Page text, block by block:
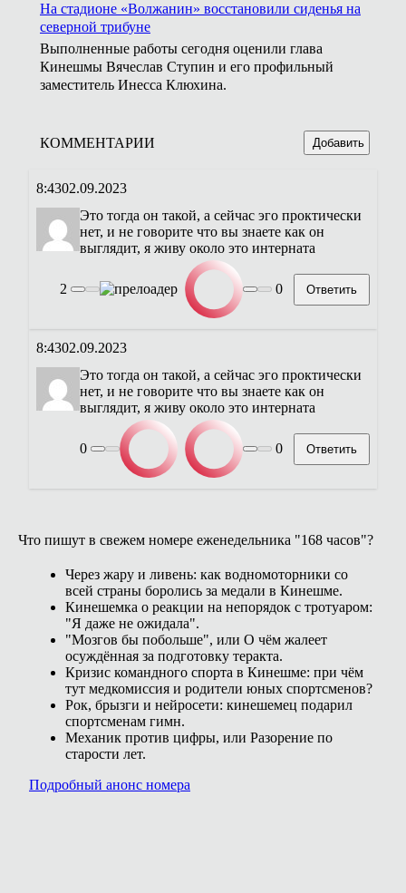
На стадионе «Волжанин» восстановили сиденья на
северной трибуне
Выполненные работы сегодня оценили глава
Кинешмы Вячеслав Ступин и его профильный
заместитель Инесса Клюхина.
КОММЕНТАРИИ Добавить
8:4302.09.2023
Это тогда он такой, а сейчас эго проктически
нет, и не говорите что вы знаете как он
выглядит, я живу около это интерната
2 0 Ответить
8:4302.09.2023
Это тогда он такой, а сейчас эго проктически
нет, и не говорите что вы знаете как он
выглядит, я живу около это интерната
0 0 Ответить
Что пишут в свежем номере еженедельника "168 часов"?
Через жару и ливень: как водномоторники со
всей страны боролись за медали в Кинешме.
Кинешемка о реакции на непорядок с тротуаром:
"Я даже не ожидала".
"Мозгов бы побольше", или О чём жалеет
осуждённая за подготовку теракта.
Кризис командного спорта в Кинешме: при чём
тут медкомиссия и родители юных спортсменов?
Рок, брызги и нейросети: кинешемец подарил
спортсменам гимн.
Механик против цифры, или Разорение по
старости лет.
Подробный анонс номера